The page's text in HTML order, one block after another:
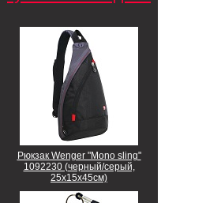
Рюкзак Wenger "Mono sling"
1092230 (черный/серый,
25х15х45см)